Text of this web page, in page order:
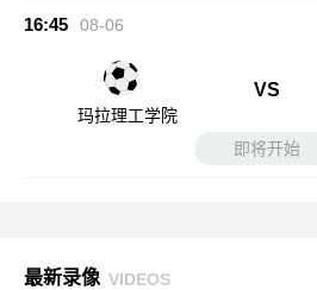
16:45 08-06
玛拉理工学院
VS
即将开始
最新录像 VIDEOS